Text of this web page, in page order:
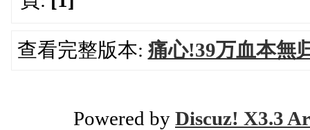
查看完整版本: 痛心!39万血本無
Powered by Discuz! X3.3